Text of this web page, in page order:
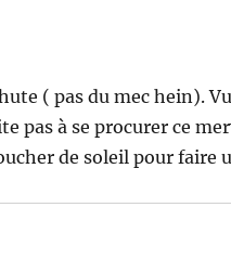
( pas du mec hein).
pas à se procurer ce
de soleil pour faire